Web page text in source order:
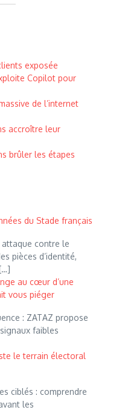
exposée
Copilot pour
de l’internet
accroître leur
brûler les étapes
du Stade français
contre le
pièces d’identité,
au cœur d’une
vous piéger
: ZATAZ propose
faibles
le terrain électoral
ciblés : comprendre
les